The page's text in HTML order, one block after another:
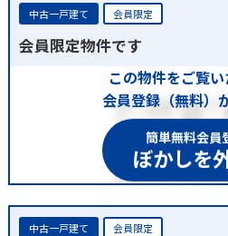
中古一戸建て 会員限定
会員限定物件です
この物件をご覧
会員登録（無料）
簡単無料会員
ぼかしを
中古一戸建て 会員限定